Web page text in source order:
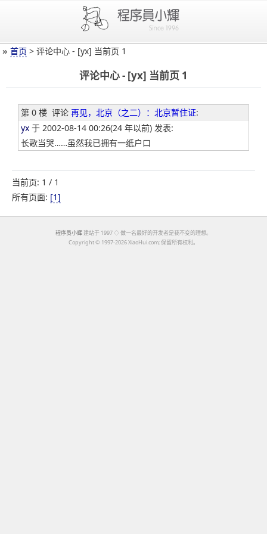
» 首页 > 评论中心 - [yx] 当前页 1
评论中心 - [yx] 当前页 1
第 0 楼 评论 再见，北京（之二）：北京暂住证:
yx 于 2002-08-14 00:26(24 年以前) 发表:
长歌当哭……虽然我已拥有一纸户口
当前页: 1 / 1
所有页面: [1]
程序员小辉 建站于 1997 ◇ 做一名最好的开发者是我不变的理想。
Copyright © 1997-2026 XiaoHui.com; 保留所有权利。